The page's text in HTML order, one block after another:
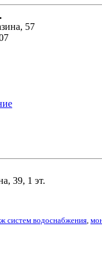
57
39, 1 эт.
систем водоснабжения